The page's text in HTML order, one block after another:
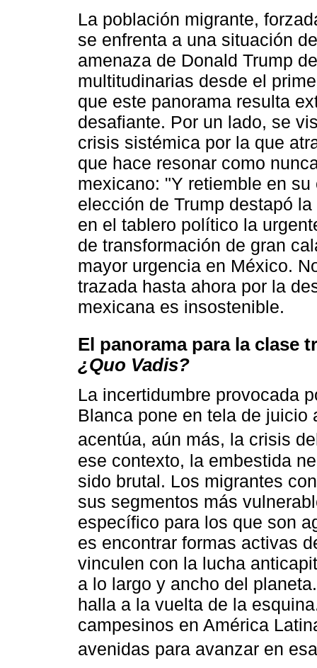
La población migrante,
se enfrenta a una situación
amenaza de Donald Trump
multitudinarias desde el
que este panorama resulta
desafiante. Por un lado, se
crisis sistémica por la que
que hace resonar como
mexicano: "Y retiemble en
elección de Trump destapó
en el tablero político la
de transformación de gran
mayor urgencia en México.
trazada hasta ahora por la
mexicana es insostenible.
El panorama para la clase
¿Quo Vadis?
La incertidumbre provocada
Blanca pone en tela de
acentúa, aún más, la crisis
ese contexto, la embestida
sido brutal. Los migrantes
sus segmentos más
específico para los que son
es encontrar formas activas
vinculen con la lucha
a lo largo y ancho del
halla a la vuelta de la
campesinos en América
avenidas para avanzar en